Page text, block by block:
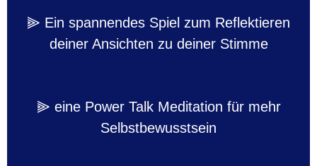
⫸ Ein spannendes Spiel zum Reflektieren
deiner Ansichten zu deiner Stimme
⫸ eine Power Talk Meditation für mehr
Selbstbewusstsein